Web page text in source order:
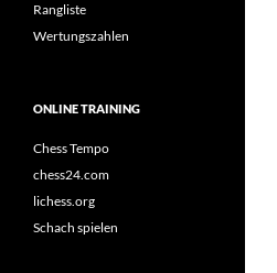
Rangliste
Wertungszahlen
ONLINE TRAINING
Chess Tempo
chess24.com
lichess.org
Schach spielen